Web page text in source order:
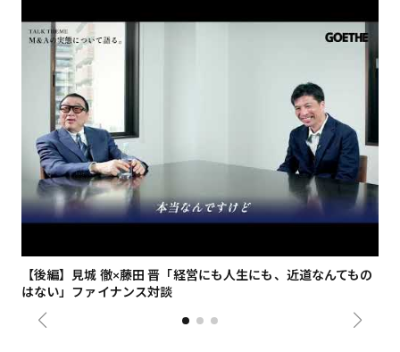
【後編】見城 徹×藤田 晋「経営にも人生にも、近道なんてもの
はない」ファイナンス対談